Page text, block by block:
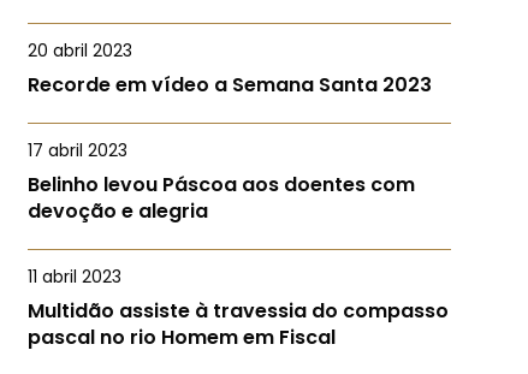
20 abril 2023
Recorde em vídeo a Semana Santa 2023
17 abril 2023
Belinho levou Páscoa aos doentes com
devoção e alegria
11 abril 2023
Multidão assiste à travessia do compasso
pascal no rio Homem em Fiscal